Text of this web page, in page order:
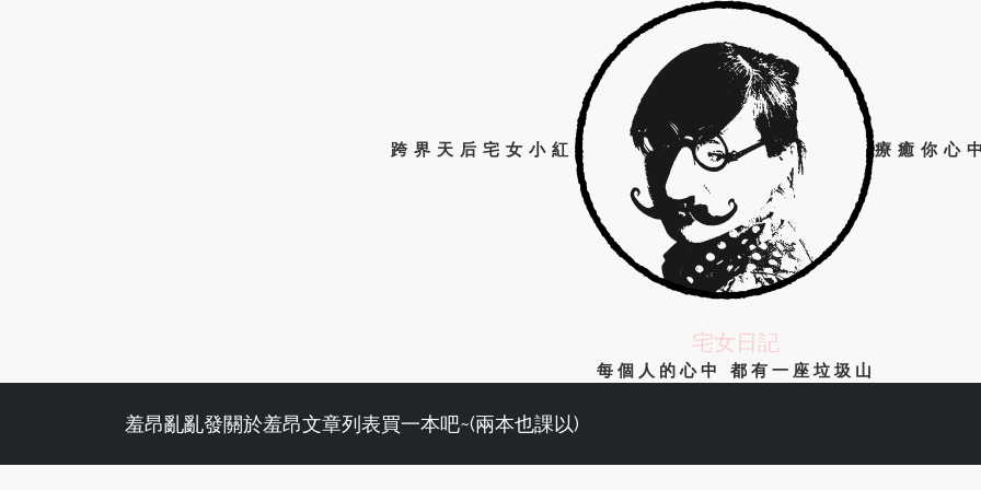
跨界天后宅女小紅 療癒你心
宅女日記
每個人的心中 都有一座垃圾山
羞昂亂亂發關於羞昂文章列表買一本吧~(兩本也課以)